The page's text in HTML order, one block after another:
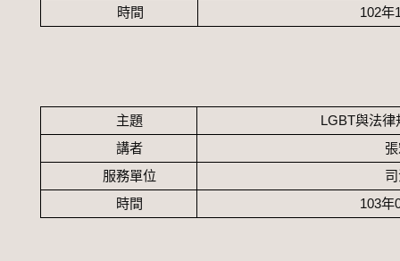
時間
102年
主題 LGBT與法律
講者
服務單位
時間
103年